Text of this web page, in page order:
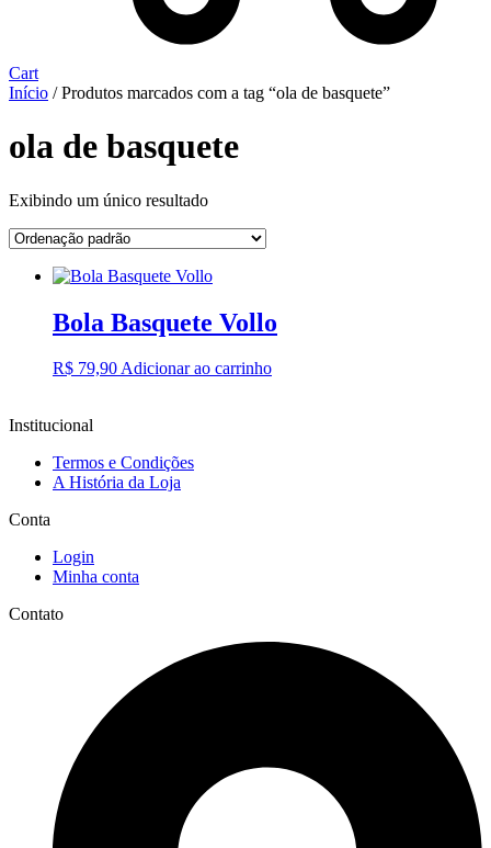
Cart
Início / Produtos marcados com a tag “ola de basquete”
ola de basquete
Exibindo um único resultado
Bola Basquete Vollo
R$ 79,90Adicionar ao carrinho
Institucional
Termos e Condições
A História da Loja
Conta
Login
Minha conta
Contato